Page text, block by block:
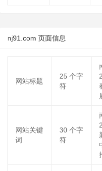
nj91.com 页面信息
网站标题
25 个字
符
网站关键
词
30 个字
符